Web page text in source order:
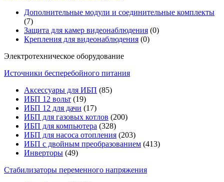
Дополнительные модули и соединительные комплекты
(7)
Защита для камер видеонаблюдения (0)
Крепления для видеонаблюдения (0)
Электротехническое оборудование
Источники бесперебойного питания
Аксессуары для ИБП (85)
ИБП 12 вольт (19)
ИБП 12 для дачи (17)
ИБП для газовых котлов (200)
ИБП для компьютера (328)
ИБП для насоса отопления (203)
ИБП с двойным преобразованием (413)
Инверторы (49)
Стабилизаторы переменного напряжения